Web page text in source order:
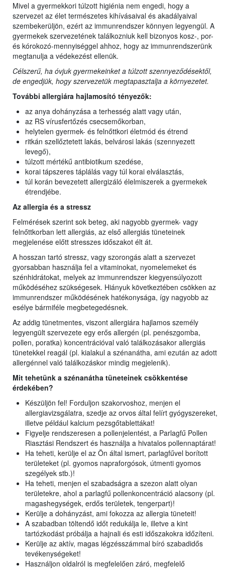
Mivel a gyermekkori túlzott higiénia nem engedi, hogy a
szervezet az élet természetes kihívásaival és akadályaival
szembekerüljön, ezért az immunrendszer könnyen legyengül. A
gyermekek szervezetének találkozniuk kell bizonyos kosz-, por-
és kórokozó-mennyiséggel ahhoz, hogy az immunrendszerünk
megtanulja a védekezést ellenük.
Célszerű, ha óvjuk gyermekeinket a túlzott szennyeződésektől,
de engedjük, hogy szervezetük megtapasztalja a környezetet.
További allergiára hajlamosító tényezők:
az anya dohányzása a terhesség alatt vagy után,
az RS vírusfertőzés csecsemőkorban,
helytelen gyermek- és felnőttkori életmód és étrend
ritkán szellőztetett lakás, belvárosi lakás (szennyezett
levegő),
túlzott mértékű antibiotikum szedése,
korai tápszeres táplálás vagy túl korai elválasztás,
túl korán bevezetett allergizáló élelmiszerek a gyermekek
étrendjébe.
Az allergia és a stressz
Felmérések szerint sok beteg, aki nagyobb gyermek- vagy
felnőttkorban lett allergiás, az első allergiás tüneteinek
megjelenése előtt stresszes időszakot élt át.
A hosszan tartó stressz, vagy szorongás alatt a szervezet
gyorsabban használja fel a vitaminokat, nyomelemeket és
szénhidrátokat, melyek az immunrendszer kiegyensúlyozott
működéséhez szükségesek. Hiányuk következtében csökken az
immunrendszer működésének hatékonysága, így nagyobb az
esélye bármiféle megbetegedésnek.
Az addig tünetmentes, viszont allergiára hajlamos személy
legyengült szervezete egy erős allergén (pl. penészgomba,
pollen, poratka) koncentrációval való találkozásakor allergiás
tünetekkel reagál (pl. kialakul a szénanátha, ami ezután az adott
allergénnel való találkozáskor mindig megjelenik).
Mit tehetünk a szénanátha tüneteinek csökkentése
érdekében?
Készüljön fel! Forduljon szakorvoshoz, menjen el
allergiavizsgálatra, szedje az orvos által felírt gyógyszereket,
illetve például kalcium pezsgőtablettákat!
Figyelje rendszeresen a pollenjelentést, a Parlagfű Pollen
Riasztási Rendszert és használja a hivatalos pollennaptárat!
Ha teheti, kerülje el az Ön által ismert, parlagfűvel borított
területeket (pl. gyomos napraforgósok, útmenti gyomos
szegélyek stb.)!
Ha teheti, menjen el szabadságra a szezon alatt olyan
területekre, ahol a parlagfű pollenkoncentráció alacsony (pl.
magashegységek, erdős területek, tengerpart)!
Kerülje a dohányzást, ami fokozza az allergia tüneteit!
A szabadban töltendő időt redukálja le, illetve a kint
tartózkodást próbálja a hajnali és esti időszakokra időzíteni.
Kerülje az aktív, magas légzésszámmal bíró szabadidős
tevékenységeket!
Használjon oldalról is megfelelően záró, megfelelő